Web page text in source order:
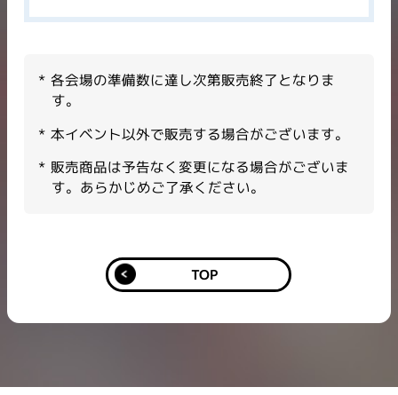
各会場の準備数に達し次第販売終了となりま
す。​
本イベント以外で販売する場合がございます。​
販売商品は予告なく変更になる場合がございま
す。あらかじめご了承ください。
TOP